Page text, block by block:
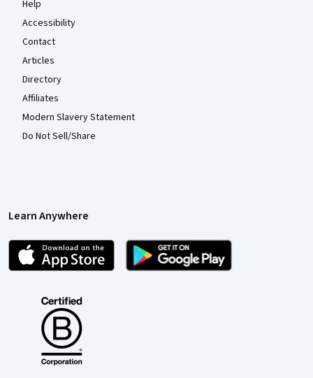
Help
Accessibility
Contact
Articles
Directory
Affiliates
Modern Slavery Statement
Do Not Sell/Share
Learn Anywhere